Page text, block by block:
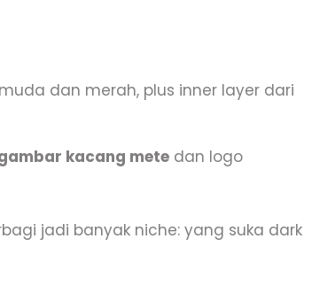
dan merah, plus inner layer dari
kacang mete dan logo
jadi banyak niche: yang suka dark